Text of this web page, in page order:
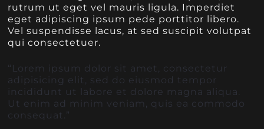
rutrum ut eget vel mauris ligula. Imperdiet
eget adipiscing ipsum pede porttitor libero.
Vel suspendisse lacus, at sed suscipit volutpat
qui consectetuer.
“Lorem ipsum dolor sit amet, consectetur
adipisicing elit, sed do eiusmod tempor
incididunt ut labore et dolore magna aliqua.
Ut enim ad minim veniam, quis ea commodo
consequat.”